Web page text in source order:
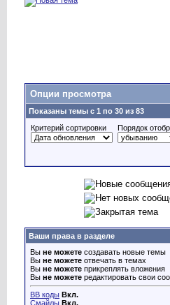
Опции просмотра
Показаны темы с 1 по 30 из 83
Критерий сортировки
Порядок
Ваши права в разделе
Вы не можете создавать новые темы
Вы не можете отвечать в темах
Вы не можете прикреплять вложения
Вы не можете редактировать свои
BB коды Вкл.
Смайлы Вкл.